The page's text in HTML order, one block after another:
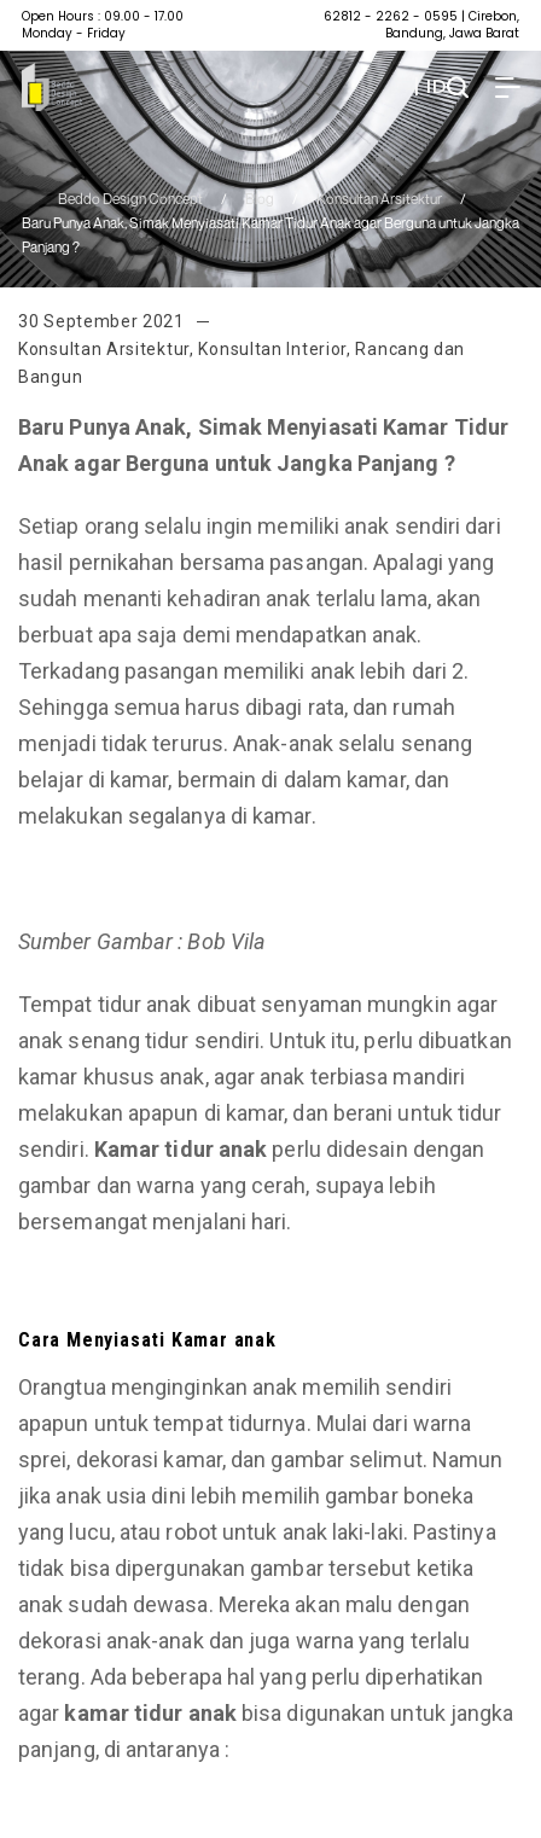
Open Hours : 09.00 - 17.00
Monday - Friday
62812 - 2262 - 0595 | Cirebon,
Bandung, Jawa Barat
| ID
Beddo Design Concept / Blog Konsultan Arsitektur
/
Baru Punya Anak, Simak Menyiasati Kamar Tidur Anak agar Berguna untuk Jangka
Panjang ?
30 September 2021
Konsultan Arsitektur, Konsultan Interior, Rancang dan
Bangun
Baru Punya Anak, Simak Menyiasati Kamar Tidur
Anak agar Berguna untuk Jangka Panjang ?
Setiap orang selalu ingin memiliki anak sendiri dari
hasil pernikahan bersama pasangan. Apalagi yang
sudah menanti kehadiran anak terlalu lama, akan
berbuat apa saja demi mendapatkan anak.
Terkadang pasangan memiliki anak lebih dari 2.
Sehingga semua harus dibagi rata, dan rumah
menjadi tidak terurus. Anak-anak selalu senang
belajar di kamar, bermain di dalam kamar, dan
melakukan segalanya di kamar.
Sumber Gambar : Bob Vila
Tempat tidur anak dibuat senyaman mungkin agar
anak senang tidur sendiri. Untuk itu, perlu dibuatkan
kamar khusus anak, agar anak terbiasa mandiri
melakukan apapun di kamar, dan berani untuk tidur
sendiri. Kamartiduranak perlu didesain dengan
gambar dan warna yang cerah, supaya lebih
bersemangat menjalani hari.
Cara Menyiasati Kamar anak
Orangtua menginginkan anak memilih sendiri
apapun untuk tempat tidurnya. Mulai dari warna
sprei, dekorasi kamar, dan gambar selimut. Namun
jika anak usia dini lebih memilih gambar boneka
yang lucu, atau robot untuk anak laki-laki. Pastinya
tidak bisa dipergunakan gambar tersebut ketika
anak sudah dewasa. Mereka akan malu dengan
dekorasi anak-anak dan juga warna yang terlalu
terang. Ada beberapa hal yang perlu diperhatikan
agar kamartidur anak bisa digunakan untuk jangka
panjang, di antaranya :